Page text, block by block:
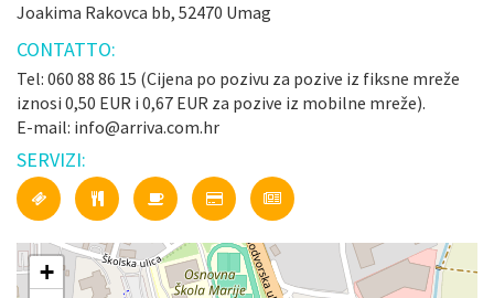
Joakima Rakovca bb, 52470 Umag
CONTATTO:
Tel: 060 88 86 15 (Cijena po pozivu za pozive iz fiksne mreže
iznosi 0,50 EUR i 0,67 EUR za pozive iz mobilne mreže).
E-mail: info@arriva.com.hr
SERVIZI:
+